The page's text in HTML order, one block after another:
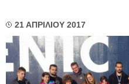
21 ΑΠΡΙΛΙΟΥ 2017